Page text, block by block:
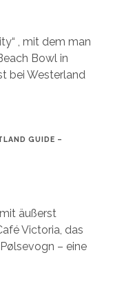
, mit dem man
Bowl in
bei Westerland
GUIDE –
äußerst
Victoria, das
– eine